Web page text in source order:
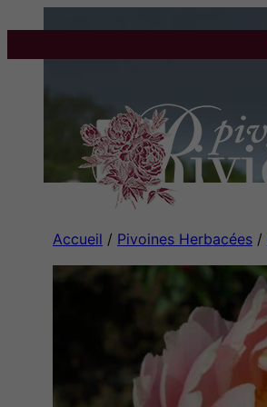
Accueil / Pivoines Herbacées /